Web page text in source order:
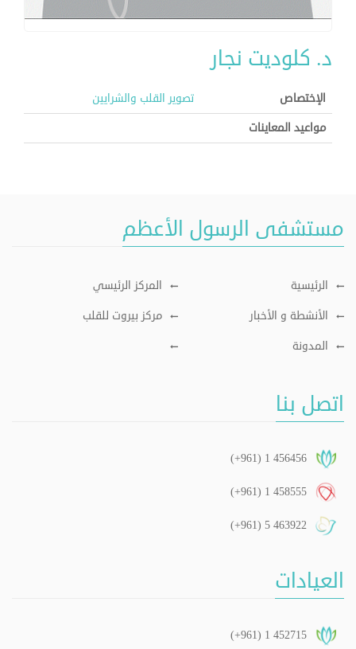
د. كلوديت نجار
الإختصاص
تصوير القلب والشرايين
مواعيد المعاينات
مستشفى الرسول الأعظم
الرئيسية
المركز الرئيسي
الأنشطة و الأخبار
مركز بيروت للقلب
المدونة
اتصل بنا
(+961) 1 456456
(+961) 1 458555
(+961) 5 463922
العيادات
(+961) 1 452715